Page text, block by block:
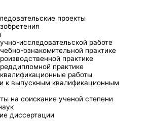
проекты
исследовательской работе
ознакомительной практике
практике
практике
работы
к выпускным квалификационным
на соискание ученой степени
диссертации